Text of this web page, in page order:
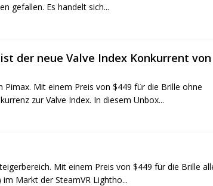
gefallen. Es handelt sich...
der neue Valve Index Konkurrent von
Mit einem Preis von $449 für die Brille ohne
zur Valve Index. In diesem Unbox...
Mit einem Preis von $449 für die Brille
Markt der SteamVR Lightho...